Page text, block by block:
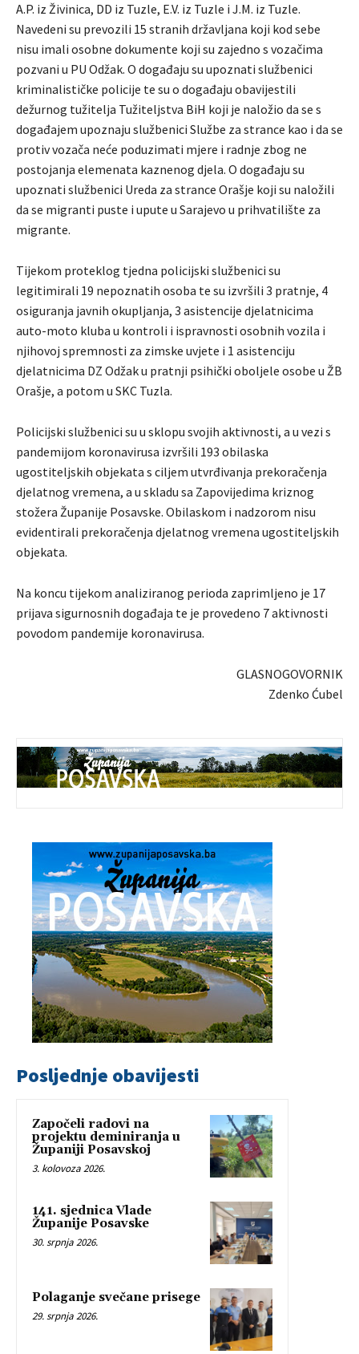
A.P. iz Živinica, DD iz Tuzle, E.V. iz Tuzle i J.M. iz Tuzle.
Navedeni su prevozili 15 stranih državljana koji kod sebe
nisu imali osobne dokumente koji su zajedno s vozačima
pozvani u PU Odžak. O događaju su upoznati službenici
kriminalističke policije te su o događaju obavijestili
dežurnog tužitelja Tužiteljstva BiH koji je naložio da se s
događajem upoznaju službenici Službe za strance kao i da se
protiv vozača neće poduzimati mjere i radnje zbog ne
postojanja elemenata kaznenog djela. O događaju su
upoznati službenici Ureda za strance Orašje koji su naložili
da se migranti puste i upute u Sarajevo u prihvatilište za
migrante.
Tijekom proteklog tjedna policijski službenici su
legitimirali 19 nepoznatih osoba te su izvršili 3 pratnje, 4
osiguranja javnih okupljanja, 3 asistencije djelatnicima
auto-moto kluba u kontroli i ispravnosti osobnih vozila i
njihovoj spremnosti za zimske uvjete i 1 asistenciju
djelatnicima DZ Odžak u pratnji psihički oboljele osobe u ŽB
Orašje, a potom u SKC Tuzla.
Policijski službenici su u sklopu svojih aktivnosti, a u vezi s
pandemijom koronavirusa izvršili 193 obilaska
ugostiteljskih objekata s ciljem utvrđivanja prekoračenja
djelatnog vremena, a u skladu sa Zapovijedima kriznog
stožera Županije Posavske. Obilaskom i nadzorom nisu
evidentirali prekoračenja djelatnog vremena ugostiteljskih
objekata.
Na koncu tijekom analiziranog perioda zaprimljeno je 17
prijava sigurnosnih događaja te je provedeno 7 aktivnosti
povodom pandemije koronavirusa.
GLASNOGOVORNIK
Zdenko Ćubel
Posljednje obavijesti
Započeli radovi na
projektu deminiranja u
Županiji Posavskoj
3. kolovoza 2026.
141. sjednica Vlade
Županije Posavske
30. srpnja 2026.
Polaganje svečane prisege
29. srpnja 2026.